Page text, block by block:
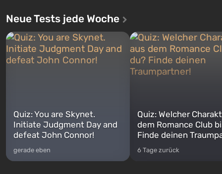
Neue Tests jede Woche
Quiz: You are Skynet.
Initiate Judgment Day and
defeat John Connor!
gerade eben
Quiz: Welcher
dem Romance Club
Finde deinen
6 Tage zurück